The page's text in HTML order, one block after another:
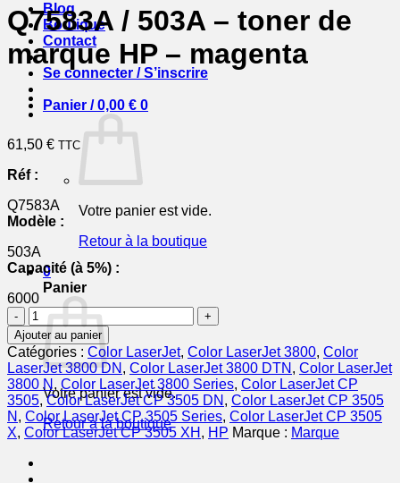
Blog
Boutique
Contact
Se connecter / S’inscrire
Panier /0,00 € 0
Votre panier est vide.
Retour à la boutique
0
Panier
Votre panier est vide.
Retour à la boutique
Q7583A / 503A – toner de
marque HP – magenta
61,50 € TTC
Réf :
Q7583A
Modèle :
503A
Capacité (à 5%) :
6000
quantité
de
Q7583A
/
503A
-
toner
de
marque
HP
-
Ajouter au panier
Catégories : Color LaserJet, Color LaserJet 3800, Color
LaserJet 3800 DN , Color LaserJet 3800 DTN , Color LaserJet
3800 N, Color LaserJet 3800 Series, Color LaserJet CP
3505,Color LaserJet CP 3505 DN , Color LaserJet CP 3505
N , Color LaserJet CP 3505 Series, Color LaserJet CP 3505
X, Color LaserJet CP 3505 XH , HP Marque : Marque